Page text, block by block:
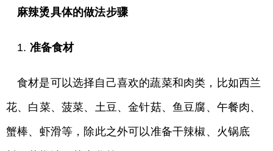
麻辣烫具体的做法步骤
1. 准备食材
食材是可以选择自己喜欢的蔬菜和肉类，比如西兰
花、白菜、菠菜、土豆、金针菇、鱼豆腐、午餐肉、
蟹棒、虾滑等，除此之外可以准备干辣椒、火锅底